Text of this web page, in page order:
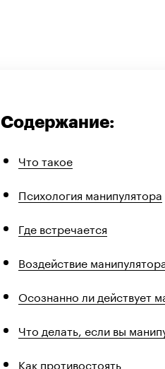
Содержание:
Что такое
Психология манипулятора
Где встречается
Воздействие
Осознанно ли действует
Что делать, если вы
Как противостоять